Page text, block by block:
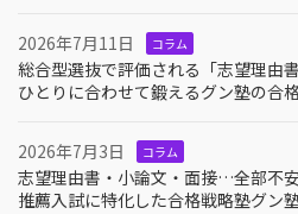
2026年7月11日 コラム
総合型選抜で評価される「志望理由
ひとりに合わせて鍛えるグン塾の合
2026年7月3日 コラム
志望理由書・小論文・面接…全部不
推薦入試に特化した合格戦略塾グン